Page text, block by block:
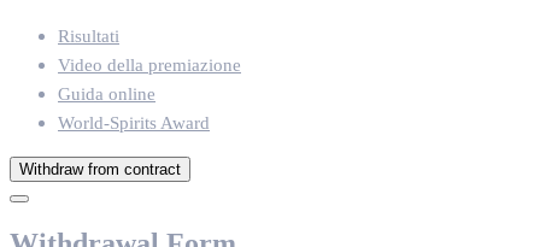
Risultati
Video della premiazione
Guida online
World-Spirits Award
Withdraw from contract